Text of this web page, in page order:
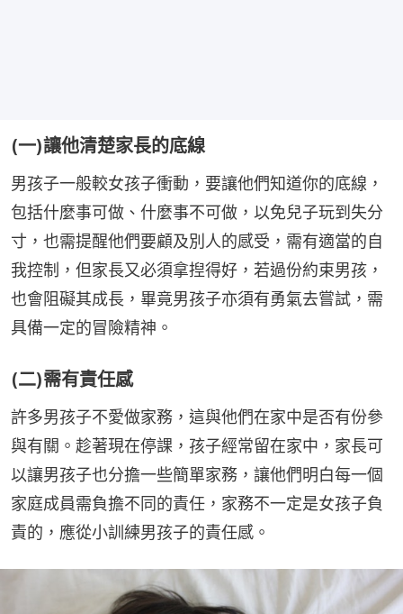
(一)讓他清楚家長的底線
男孩子一般較女孩子衝動，要讓他們知道你的底線，
包括什麼事可做、什麼事不可做，以免兒子玩到失分
寸，也需提醒他們要顧及別人的感受，需有適當的自
我控制，但家長又必須拿揑得好，若過份約束男孩，
也會阻礙其成長，畢竟男孩子亦須有勇氣去嘗試，需
具備一定的冒險精神。
(二)需有責任感
許多男孩子不愛做家務，這與他們在家中是否有份參
與有關。趁著現在停課，孩子經常留在家中，家長可
以讓男孩子也分擔一些簡單家務，讓他們明白每一個
家庭成員需負擔不同的責任，家務不一定是女孩子負
責的，應從小訓練男孩子的責任感。